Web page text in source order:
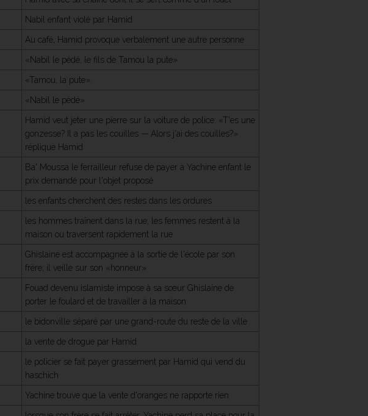
Nabil enfant violé par Hamid
Au café, Hamid provoque verbalement une autre personne
«Nabil le pédé, le fils de Tamou la pute»
«Tamou, la pute»
«Nabil le pédé»
Hamid veut jeter une pierre sur la voiture de police: «T'es une
gonzesse? Il a pas les couilles — Alors j'ai des couilles?»
réplique Hamid
Ba' Moussa le ferrailleur refuse de payer à Yachine enfant le
prix demandé pour l'objet proposé
les enfants cherchent des restes dans les ordures
les hommes traînent dans la rue; les femmes restent à la
maison ou traversent rapidement la rue
Ghislaine est accompagnée à la sortie de l'école par son
frère; il veille sur son «honneur»
Fouad devenu islamiste impose à sa sœur Ghislaine de
porter le foulard et de travailler à la maison
le bidonville séparé par une grand-route du reste de la ville
la vente de drogue par Hamid
le policier se fait payer grassement par Hamid qui vend du
haschich
Yachine trouve que la vente d'oranges ne rapporte rien